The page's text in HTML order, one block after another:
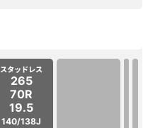
スタッドレス
265
70R
19.5
140/138J